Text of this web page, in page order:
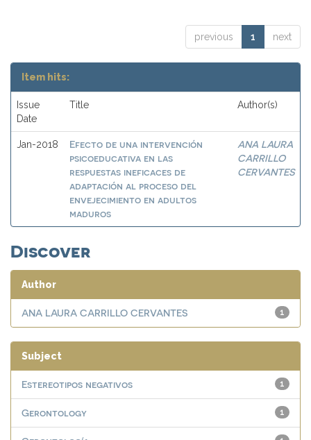
previous 1 next
Item hits:
Issue
Date
Title Author(s)
Jan-2018
Efecto de una intervención
psicoeducativa en las
respuestas ineficaces de
adaptación al proceso del
envejecimiento en adultos
maduros
ANA LAURA
CARRILLO
CERVANTES
Discover
Author
1
ANA LAURA CARRILLO CERVANTES
Subject
1
Estereotipos negativos
1
Gerontology